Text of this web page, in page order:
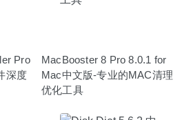
Pro
深度
MacBooster 8 Pro 8.0.1 for
Mac中文版-专业的MAC清理
优化工具